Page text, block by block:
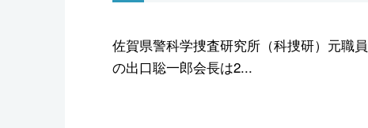
佐賀県警科学捜査研究所（科捜研）元職
の出口聡一郎会長は2...